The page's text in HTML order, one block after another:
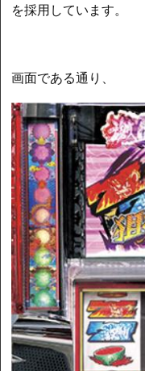
を採用しています。
画面である通り、